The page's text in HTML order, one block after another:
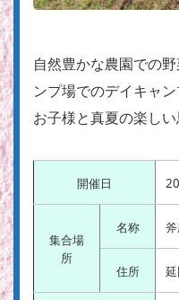
自然豊かな農園での
ンプ場でのデイキャ
お子様と真夏の楽し
開催日
集合場
所
名称
住所